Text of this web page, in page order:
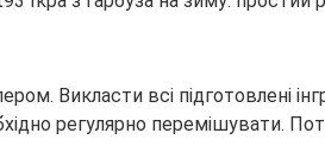
Викласти всі підготовлені
регулярно перемішувати.